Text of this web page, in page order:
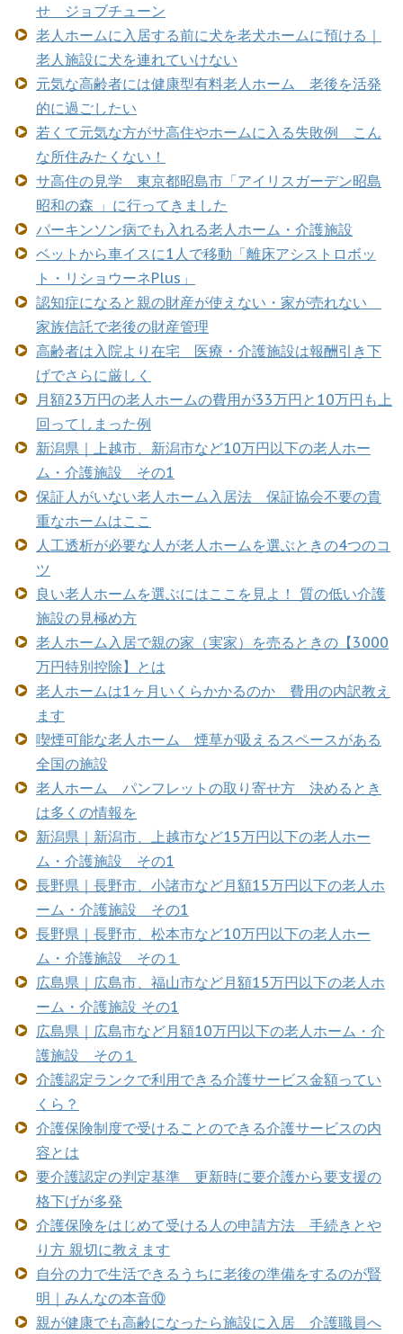
せ ジョブチューン
老人ホームに入居する前に犬を老犬ホームに預ける｜
老人施設に犬を連れていけない
元気な高齢者には健康型有料老人ホーム 老後を活発
的に過ごしたい
若くて元気な方がサ高住やホームに入る失敗例 こん
な所住みたくない！
サ高住の見学 東京都昭島市「アイリスガーデン昭島
昭和の森 」に行ってきました
パーキンソン病でも入れる老人ホーム・介護施設
ベットから車イスに1人で移動「離床アシストロボッ
ト・リショウーネPlus」
認知症になると親の財産が使えない・家が売れない
家族信託で老後の財産管理
高齢者は入院より在宅 医療・介護施設は報酬引き下
げでさらに厳しく
月額23万円の老人ホームの費用が33万円と10万円も上
回ってしまった例
新潟県｜上越市、新潟市など10万円以下の老人ホー
ム・介護施設 その1
保証人がいない老人ホーム入居法 保証協会不要の貴
重なホームはここ
人工透析が必要な人が老人ホームを選ぶときの4つのコ
ツ
良い老人ホームを選ぶにはここを見よ！ 質の低い介護
施設の見極め方
老人ホーム入居で親の家（実家）を売るときの【3000
万円特別控除】とは
老人ホームは1ヶ月いくらかかるのか 費用の内訳教え
ます
喫煙可能な老人ホーム 煙草が吸えるスペースがある
全国の施設
老人ホーム パンフレットの取り寄せ方 決めるとき
は多くの情報を
新潟県｜新潟市、上越市など15万円以下の老人ホー
ム・介護施設 その1
長野県｜長野市、小諸市など月額15万円以下の老人ホ
ーム・介護施設 その1
長野県｜長野市、松本市など10万円以下の老人ホー
ム・介護施設 その１
広島県｜広島市、福山市など月額15万円以下の老人ホ
ーム・介護施設 その1
広島県｜広島市など月額10万円以下の老人ホーム・介
護施設 その１
介護認定ランクで利用できる介護サービス金額ってい
くら？
介護保険制度で受けることのできる介護サービスの内
容とは
要介護認定の判定基準 更新時に要介護から要支援の
格下げが多発
介護保険をはじめて受ける人の申請方法 手続きとや
り方 親切に教えます
自分の力で生活できるうちに老後の準備をするのが賢
明｜みんなの本音⑩
親が健康でも高齢になったら施設に入居 介護職員へ